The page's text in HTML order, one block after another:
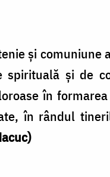
și comuniune
și de
în
în rândul